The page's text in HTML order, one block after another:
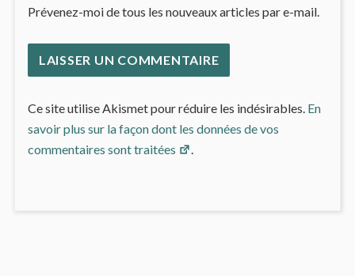
Prévenez-moi de tous les nouveaux articles par e-mail.
Ce site utilise Akismet pour réduire les indésirables. En
savoir plus sur la façon dont les données de vos
commentaires sont traitées